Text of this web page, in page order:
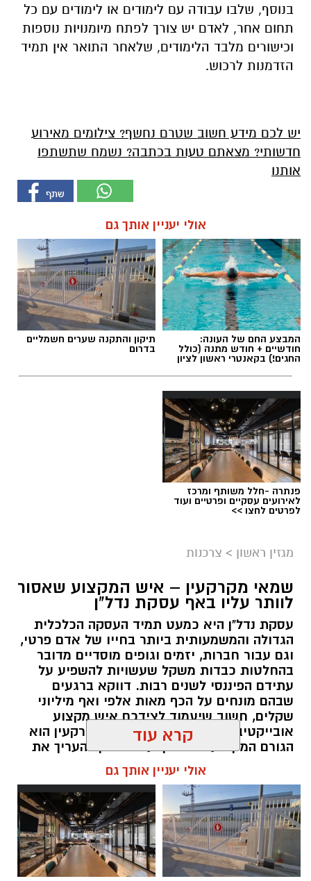
בנוסף, שלבו עבודה עם לימודים או לימודים עם כל
תחום אחר, לאדם יש צורך לפתח מיומנויות נוספות
וכישורים מלבד הלימודים, שלאחר התואר אין תמיד
הזדמנות לרכוש.
יש לכם מידע חשוב שטרם נחשף? צילומים מאירוע
חדשותי? מצאתם טעות בכתבה? נשמח שתשתפו
אותנו
אולי יעניין אותך גם
המבצע החם של העונה:
חודשיים + חודש מתנה (כולל
החגים!) בקאנטרי ראשון לציון
תיקון והתקנה שערים חשמליים
בדרום
פנתרה -חלל משותף ומרכז
לאירועים עסקיים ופרטיים ועוד
לפרטים לחצו >>
מגזין ראשון > צרכנות
שמאי מקרקעין – איש המקצוע שאסור
לוותר עליו באף עסקת נדל"ן
עסקת נדל"ן היא כמעט תמיד העסקה הכלכלית
הגדולה והמשמעותית ביותר בחייו של אדם פרטי,
וגם עבור חברות, יזמים וגופים מוסדיים מדובר
בהחלטות כבדות משקל שעשויות להשפיע על
עתידם הפיננסי לשנים רבות. דווקא ברגעים
שבהם מונחים על הכף מאות אלפי ואף מיליוני
שקלים, חשוב שיעמוד לצידכם איש מקצוע
אובייקטיבי, מוסמך ומנוסה. שמאי מקרקעין הוא
הגורם המקצועי המוסמך על פי חוק להעריך את
שווי של נכסי מקרקעין, והוא זה שמעניק לכם את
הביטחון לקבל החלטות מבוססות, שקולות
ובטוחות.
תוכן שיווקי / 09:49 05.08.26
קרא עוד
אולי יעניין אותך גם